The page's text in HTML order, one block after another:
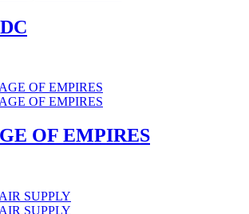
OF EMPIRES